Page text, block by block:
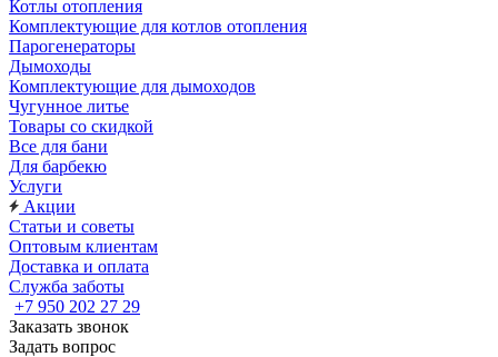
Котлы отопления
Комплектующие для котлов отопления
Парогенераторы
Дымоходы
Комплектующие для дымоходов
Чугунное литье
Товары со скидкой
Все для бани
Для барбекю
Услуги
Акции
Статьи и советы
Оптовым клиентам
Доставка и оплата
Служба заботы
+7 950 202 27 29
Заказать звонок
Задать вопрос